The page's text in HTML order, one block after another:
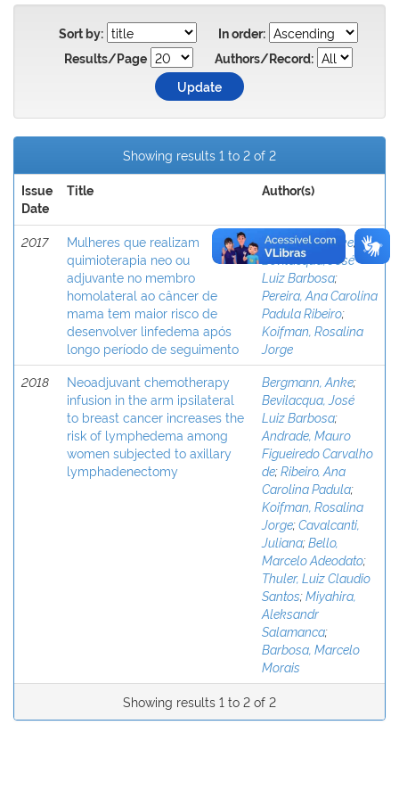
Sort by:
In order:
Results/Page
Authors/Record:
Showing results 1 to 2 of 2
Issue
Date
Title Author(s)
2017
Mulheres que realizam
quimioterapia neo ou
adjuvante no membro
homolateral ao câncer de
mama tem maior risco de
desenvolver linfedema após
longo período de seguimento
Bergmann, Anke;
Bevilacqua, José
Luiz Barbosa;
Pereira, Ana Carolina
Padula Ribeiro;
Koifman, Rosalina
Jorge
2018
Neoadjuvant chemotherapy
infusion in the arm ipsilateral
to breast cancer increases the
risk of lymphedema among
women subjected to axillary
lymphadenectomy
Bergmann, Anke;
Bevilacqua, José
Luiz Barbosa;
Andrade, Mauro
Figueiredo Carvalho
de;Ribeiro, Ana
Carolina Padula;
Koifman, Rosalina
Jorge;Cavalcanti,
Juliana;Bello,
Marcelo Adeodato;
Thuler, Luiz Claudio
Santos;Miyahira,
Aleksandr
Salamanca;
Barbosa, Marcelo
Morais
Showing results 1 to 2 of 2